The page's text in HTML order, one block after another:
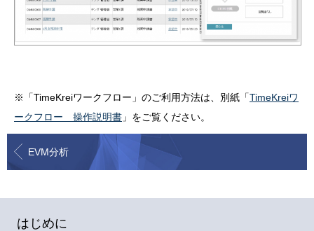
※「TimeKreiワークフロー」のご利用方法は、別紙「TimeKreiワ
ークフロー 操作説明書 」をご覧ください。
EVM分析
はじめに